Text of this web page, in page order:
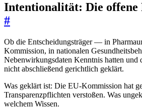
Intentionalität: Die offene
#
Ob die Entscheidungsträger — in
Kommission, in nationalen
Nebenwirkungsdaten Kenntnis hatten und
nicht abschließend gerichtlich geklärt.
Was geklärt ist: Die EU-Kommission hat
Transparenzpflichten verstoßen. Was
welchem Wissen.